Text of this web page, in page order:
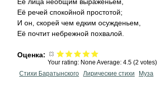
Её речей спокойной простотой;
И он, скорей чем едким осужденьем,
Её почтит небрежной похвалой.
Оценка:
Your rating: None Average: 4.5 (2 votes)
Стихи Баратынского Лирические стихи Муза